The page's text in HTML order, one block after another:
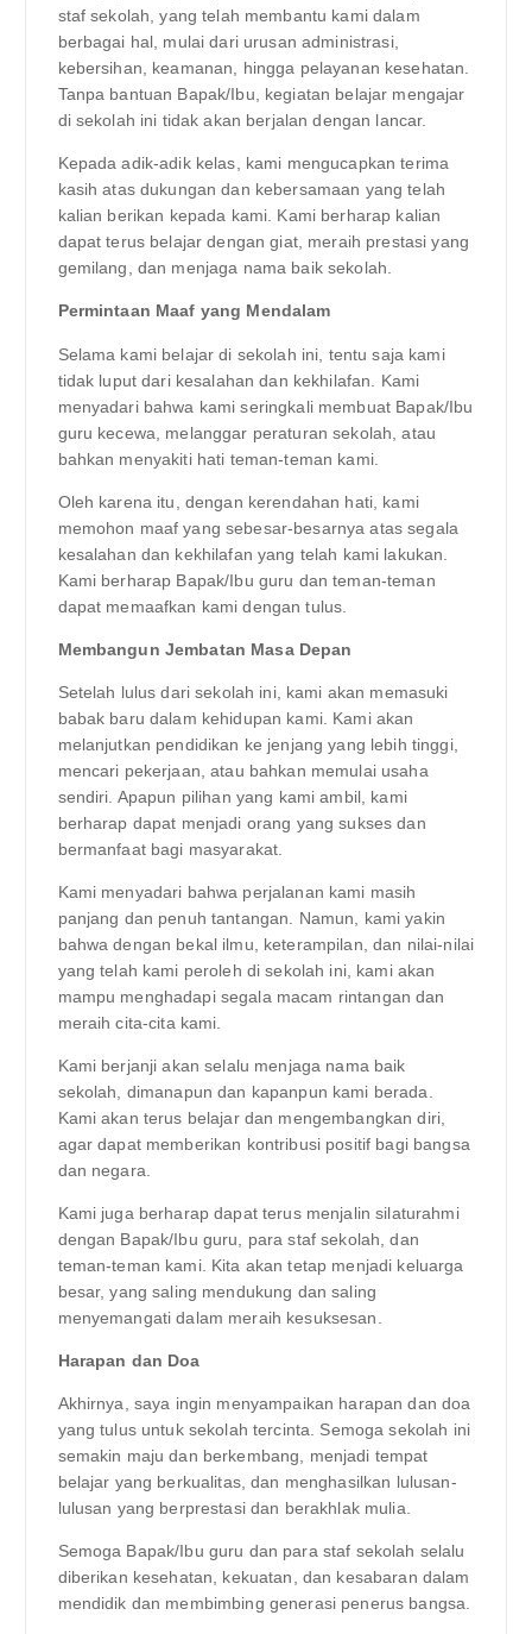
staf sekolah, yang telah membantu kami dalam
berbagai hal, mulai dari urusan administrasi,
kebersihan, keamanan, hingga pelayanan kesehatan.
Tanpa bantuan Bapak/Ibu, kegiatan belajar mengajar
di sekolah ini tidak akan berjalan dengan lancar.
Kepada adik-adik kelas, kami mengucapkan terima
kasih atas dukungan dan kebersamaan yang telah
kalian berikan kepada kami. Kami berharap kalian
dapat terus belajar dengan giat, meraih prestasi yang
gemilang, dan menjaga nama baik sekolah.
Permintaan Maaf yang Mendalam
Selama kami belajar di sekolah ini, tentu saja kami
tidak luput dari kesalahan dan kekhilafan. Kami
menyadari bahwa kami seringkali membuat Bapak/Ibu
guru kecewa, melanggar peraturan sekolah, atau
bahkan menyakiti hati teman-teman kami.
Oleh karena itu, dengan kerendahan hati, kami
memohon maaf yang sebesar-besarnya atas segala
kesalahan dan kekhilafan yang telah kami lakukan.
Kami berharap Bapak/Ibu guru dan teman-teman
dapat memaafkan kami dengan tulus.
Membangun Jembatan Masa Depan
Setelah lulus dari sekolah ini, kami akan memasuki
babak baru dalam kehidupan kami. Kami akan
melanjutkan pendidikan ke jenjang yang lebih tinggi,
mencari pekerjaan, atau bahkan memulai usaha
sendiri. Apapun pilihan yang kami ambil, kami
berharap dapat menjadi orang yang sukses dan
bermanfaat bagi masyarakat.
Kami menyadari bahwa perjalanan kami masih
panjang dan penuh tantangan. Namun, kami yakin
bahwa dengan bekal ilmu, keterampilan, dan nilai-nilai
yang telah kami peroleh di sekolah ini, kami akan
mampu menghadapi segala macam rintangan dan
meraih cita-cita kami.
Kami berjanji akan selalu menjaga nama baik
sekolah, dimanapun dan kapanpun kami berada.
Kami akan terus belajar dan mengembangkan diri,
agar dapat memberikan kontribusi positif bagi bangsa
dan negara.
Kami juga berharap dapat terus menjalin silaturahmi
dengan Bapak/Ibu guru, para staf sekolah, dan
teman-teman kami. Kita akan tetap menjadi keluarga
besar, yang saling mendukung dan saling
menyemangati dalam meraih kesuksesan.
Harapan dan Doa
Akhirnya, saya ingin menyampaikan harapan dan doa
yang tulus untuk sekolah tercinta. Semoga sekolah ini
semakin maju dan berkembang, menjadi tempat
belajar yang berkualitas, dan menghasilkan lulusan-
lulusan yang berprestasi dan berakhlak mulia.
Semoga Bapak/Ibu guru dan para staf sekolah selalu
diberikan kesehatan, kekuatan, dan kesabaran dalam
mendidik dan membimbing generasi penerus bangsa.